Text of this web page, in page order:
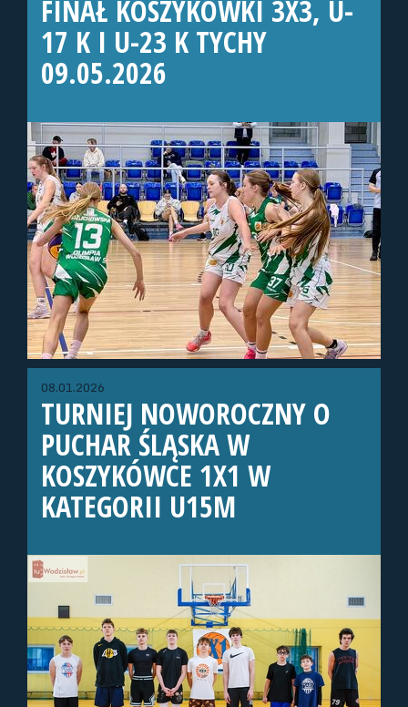
FINAŁ KOSZYKÓWKI 3X3, U-
17 K I U-23 K TYCHY
09.05.2026
08.01.2026
TURNIEJ NOWOROCZNY O
PUCHAR ŚLĄSKA W
KOSZYKÓWCE 1X1 W
KATEGORII U15M